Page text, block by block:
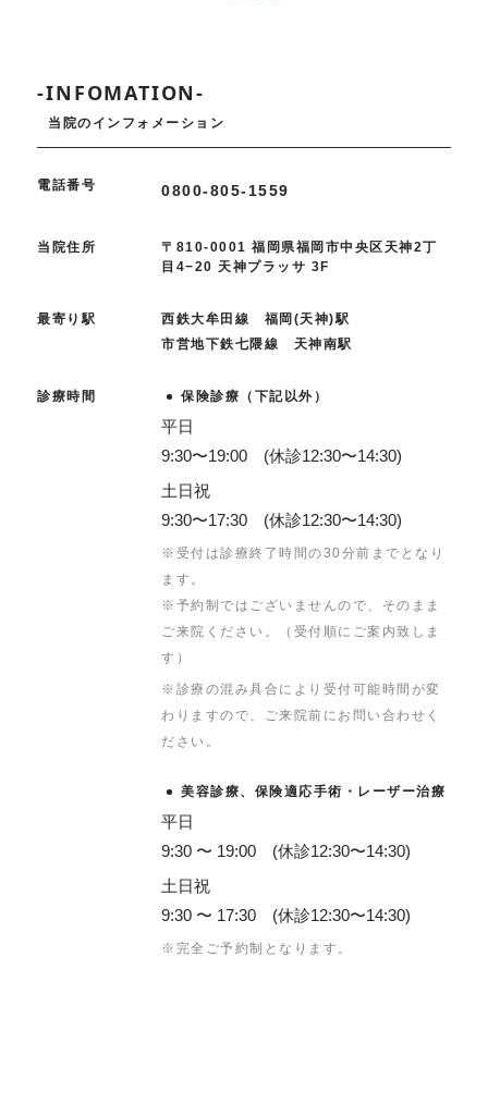
-INFOMATION-
当院のインフォメーション
電話番号 0800-805-1559
当院住所
〒810-0001 福岡県福岡市中央区天神2丁
目4−20 天神プラッサ 3F
最寄り駅
西鉄大牟田線 福岡(天神)駅
市営地下鉄七隈線 天神南駅
診療時間 保険診療（下記以外）
平日
9:30〜19:00 (休診12:30〜14:30)
土日祝
9:30〜17:30 (休診12:30〜14:30)
※受付は診療終了時間の30分前までとなり
ます。
※予約制ではございませんので、そのまま
ご来院ください。（受付順にご案内致しま
す）
※診療の混み具合により受付可能時間が変
わりますので、ご来院前にお問い合わせく
ださい。
美容診療、保険適応手術・レーザー治療
平日
9:30 〜 19:00 (休診12:30〜14:30)
土日祝
9:30 〜 17:30 (休診12:30〜14:30)
※完全ご予約制となります。